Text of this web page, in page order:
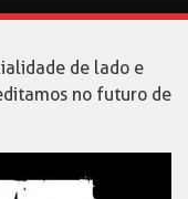
de lado e
no futuro de